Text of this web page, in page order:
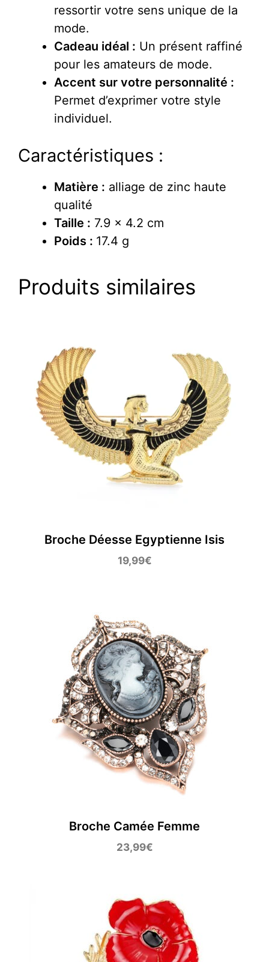
ressortir votre sens unique de la
mode.
Cadeau idéal : Un présent raffiné
pour les amateurs de mode.
Accent sur votre personnalité :
Permet d’exprimer votre style
individuel.
Caractéristiques :
Matière : alliage de zinc haute
qualité
Taille : 7.9 x 4.2 cm
Poids : 17.4 g
Produits similaires
Broche Déesse Egyptienne Isis
19,99€
Broche Camée Femme
23,99€